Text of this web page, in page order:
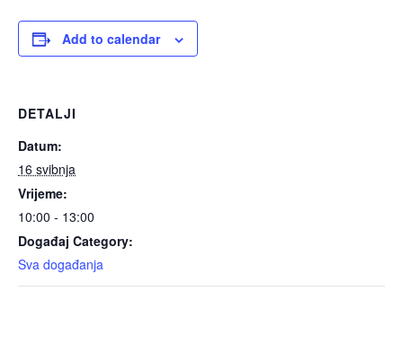
Add to calendar
DETALJI
Datum:
16 svibnja
Vrijeme:
10:00 - 13:00
Događaj Category:
Sva događanja